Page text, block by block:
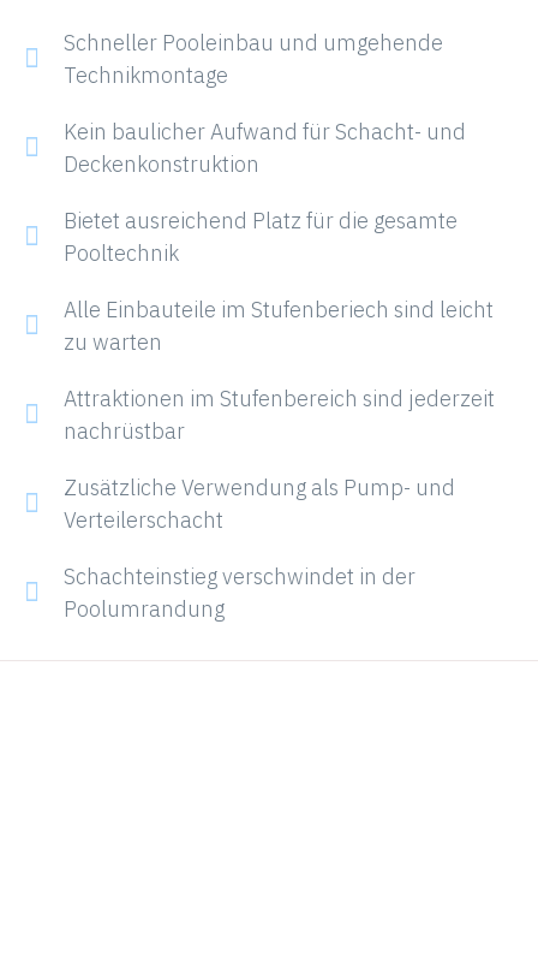
Schneller Pooleinbau und umgehende
Technikmontage
Kein baulicher Aufwand für Schacht- und
Deckenkonstruktion
Bietet ausreichend Platz für die gesamte
Pooltechnik
Alle Einbauteile im Stufenberiech sind leicht
zu warten
Attraktionen im Stufenbereich sind jederzeit
nachrüstbar
Zusätzliche Verwendung als Pump- und
Verteilerschacht
Schachteinstieg verschwindet in der
Poolumrandung